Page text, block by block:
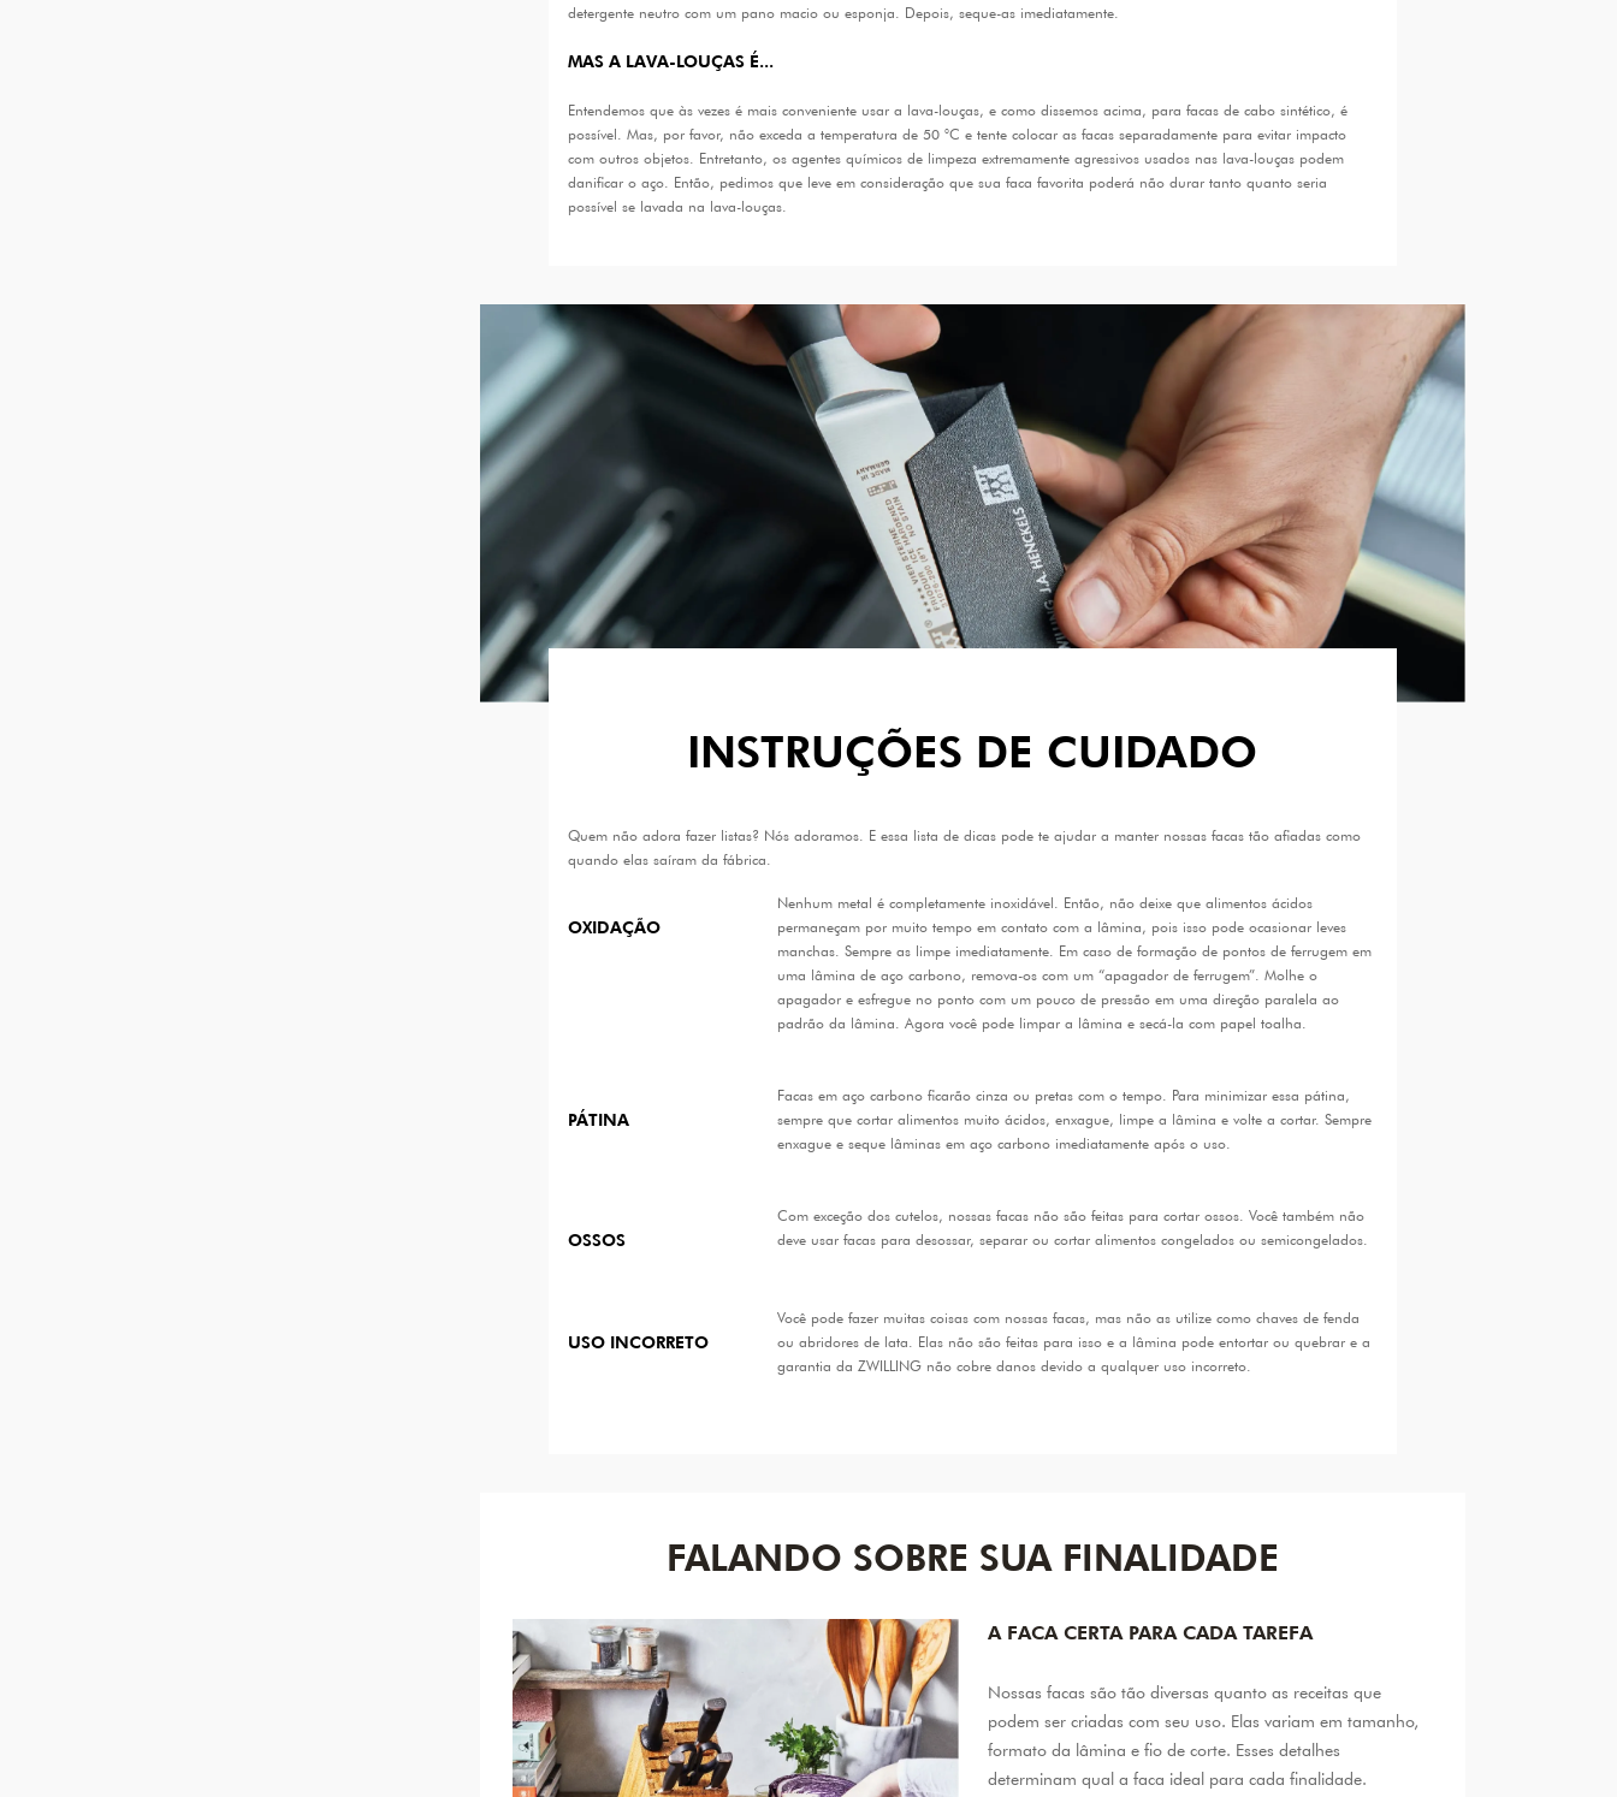
detergente neutro com um pano macio ou esponja. Depois, seque-as imediatamente.
MAS A LAVA-LOUÇAS É...
Entendemos que às vezes é mais conveniente usar a lava-louças, e como dissemos acima, para facas de cabo sintético, é
possível. Mas, por favor, não exceda a temperatura de 50 °C e tente colocar as facas separadamente para evitar impacto
com outros objetos. Entretanto, os agentes químicos de limpeza extremamente agressivos usados nas lava-louças podem
danificar o aço. Então, pedimos que leve em consideração que sua faca favorita poderá não durar tanto quanto seria
possível se lavada na lava-louças.
INSTRUÇÕES DE CUIDADO
Quem não adora fazer listas? Nós adoramos. E essa lista de dicas pode te ajudar a manter nossas facas tão afiadas como
quando elas saíram da fábrica.
Nenhum metal é completamente inoxidável. Então, não deixe que alimentos ácidos
permaneçam por muito tempo em contato com a lâmina, pois isso pode ocasionar leves
manchas. Sempre as limpe imediatamente. Em caso de formação de pontos de ferrugem em
uma lâmina de aço carbono, remova-os com um “apagador de ferrugem”. Molhe o
apagador e esfregue no ponto com um pouco de pressão em uma direção paralela ao
padrão da lâmina. Agora você pode limpar a lâmina e secá-la com papel toalha.
OXIDAÇÃO
Facas em aço carbono ficarão cinza ou pretas com o tempo. Para minimizar essa pátina,
sempre que cortar alimentos muito ácidos, enxague, limpe a lâmina e volte a cortar. Sempre
enxague e seque lâminas em aço carbono imediatamente após o uso.
PÁTINA
Com exceção dos cutelos, nossas facas não são feitas para cortar ossos. Você também não
deve usar facas para desossar, separar ou cortar alimentos congelados ou semicongelados.
OSSOS
Você pode fazer muitas coisas com nossas facas, mas não as utilize como chaves de fenda
ou abridores de lata. Elas não são feitas para isso e a lâmina pode entortar ou quebrar e a
garantia da ZWILLING não cobre danos devido a qualquer uso incorreto.
USO INCORRETO
FALANDO SOBRE SUA FINALIDADE
A FACA CERTA PARA CADA TAREFA
Nossas facas são tão diversas quanto as receitas que
podem ser criadas com seu uso. Elas variam em tamanho,
formato da lâmina e fio de corte. Esses detalhes
determinam qual a faca ideal para cada finalidade.